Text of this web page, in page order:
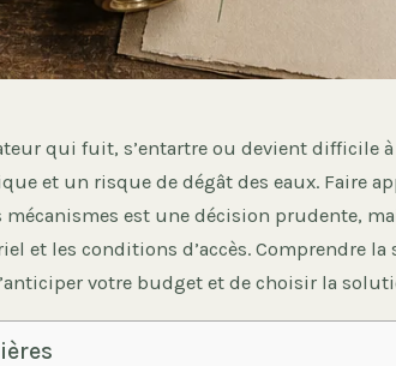
qui fuit, s’entartre ou devient difficile
et un risque de dégât des eaux. Faire
mécanismes est une décision prudente,
et les conditions d’accès. Comprendre
votre budget et de choisir la